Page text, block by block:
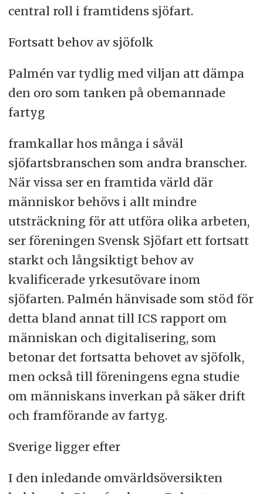
central roll i framtidens sjöfart.
Fortsatt behov av sjöfolk
Palmén var tydlig med viljan att dämpa
den oro som tanken på obemannade
fartyg
framkallar hos många i såväl
sjöfartsbranschen som andra branscher.
När vissa ser en framtida värld där
människor behövs i allt mindre
utsträckning för att utföra olika arbeten,
ser föreningen Svensk Sjöfart ett fortsatt
starkt och långsiktigt behov av
kvalificerade yrkesutövare inom
sjöfarten. Palmén hänvisade som stöd för
detta bland annat till ICS rapport om
människan och digitalisering, som
betonar det fortsatta behovet av sjöfolk,
men också till föreningens egna studie
om människans inverkan på säker drift
och framförande av fartyg.
Sverige ligger efter
I den inledande omvärldsöversikten